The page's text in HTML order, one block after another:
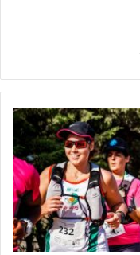
Domenica
torna
la
"StraCerea"